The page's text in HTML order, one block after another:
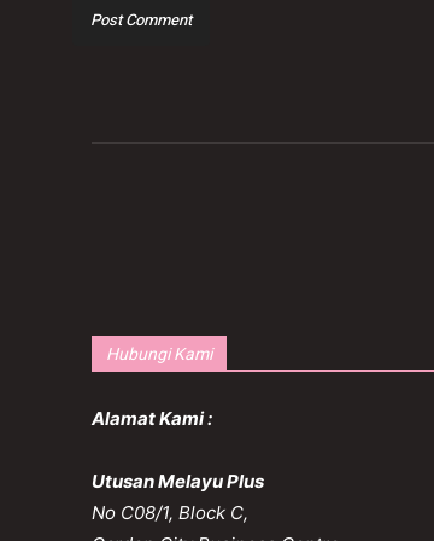
Hubungi Kami
Alamat Kami :
Utusan Melayu Plus
No C08/1, Block C,